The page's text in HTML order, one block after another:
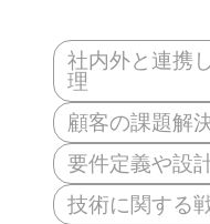
社内外と連携
理
顧客の課題解
要件定義や設
技術に関する